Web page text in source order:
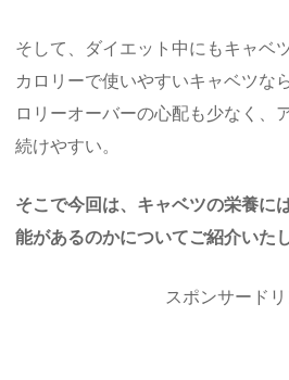
そして、ダイエット中にもキャベ
カロリーで使いやすいキャベツな
ロリーオーバーの心配も少なく、
続けやすい。
そこで今回は、キャベツの栄養に
能があるのかについてご紹介いた
スポンサードリ